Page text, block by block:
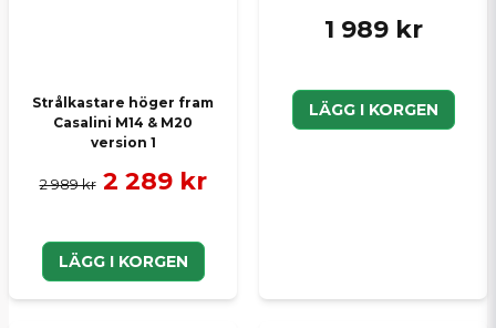
Strålkastare höger fram
Casalini M14 & M20
version 1
2 989 kr 2 289 kr
LÄGG I KORGEN
1 989 kr
LÄGG I KORGEN